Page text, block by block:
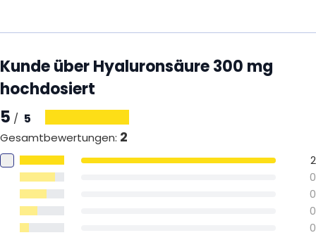
Kunde über Hyaluronsäure 300 mg
hochdosiert
5 / 5
Gesamtbewertungen: 2
2
0
0
0
0